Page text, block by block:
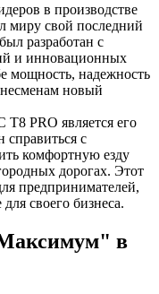
в производстве
миру свой последний
разработан с
и инновационных
мощность, надежность
новый
PRO является его
с
комфортную езду
дорогах. Этот
предпринимателей,
своего бизнеса.
в